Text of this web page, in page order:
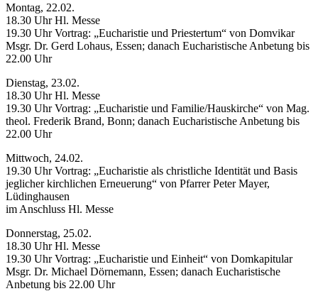
Montag, 22.02.
18.30 Uhr Hl. Messe
19.30 Uhr Vortrag: „Eucharistie und Priestertum“ von Domvikar
Msgr. Dr. Gerd Lohaus, Essen; danach Eucharistische Anbetung bis
22.00 Uhr
Dienstag, 23.02.
18.30 Uhr Hl. Messe
19.30 Uhr Vortrag: „Eucharistie und Familie/Hauskirche“ von Mag.
theol. Frederik Brand, Bonn; danach Eucharistische Anbetung bis
22.00 Uhr
Mittwoch, 24.02.
19.30 Uhr Vortrag: „Eucharistie als christliche Identität und Basis
jeglicher kirchlichen Erneuerung“ von Pfarrer Peter Mayer,
Lüdinghausen
im Anschluss Hl. Messe
Donnerstag, 25.02.
18.30 Uhr Hl. Messe
19.30 Uhr Vortrag: „Eucharistie und Einheit“ von Domkapitular
Msgr. Dr. Michael Dörnemann, Essen; danach Eucharistische
Anbetung bis 22.00 Uhr